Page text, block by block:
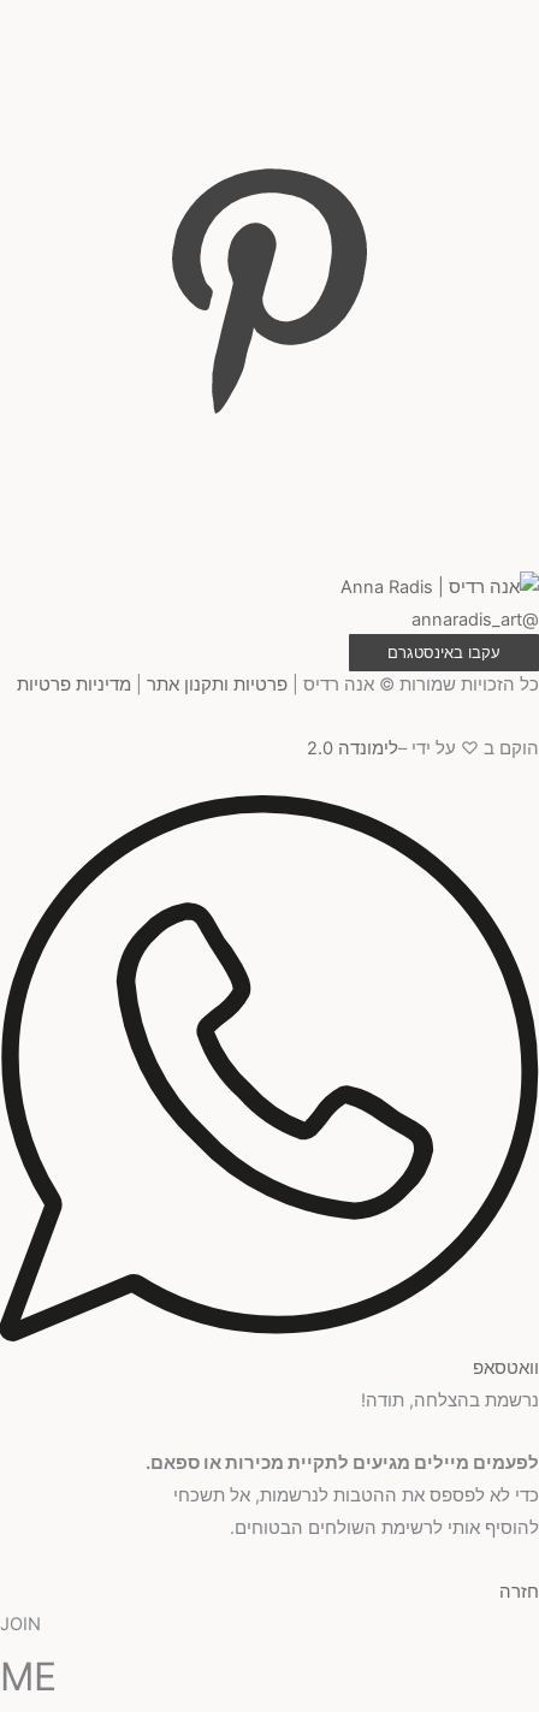
@annaradis_art
עקבו באינסטגרם
כל הזכויות שמורות © אנה רדיס | פרטיות ותקנון אתר מדיניות פרטיות
הוקם ב ♡ על ידי –לימונדה 2.0
וואטסאפ
נרשמת בהצלחה, תודה!
לפעמים מיילים מגיעים לתקיית מכירות או ספאם.
כדי לא לפספס את ההטבות לנרשמות, אל תשכחי
להוסיף אותי לרשימת השולחים הבטוחים.
חזרה
JOIN
ME